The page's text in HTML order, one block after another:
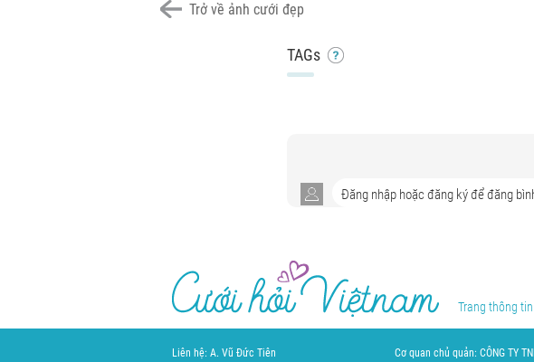
Trở về ảnh cưới đẹp
TAGs
Trang thông
Liên hệ: A. Vũ Đức Tiên
Cơ quan chủ quản: CÔNG TY